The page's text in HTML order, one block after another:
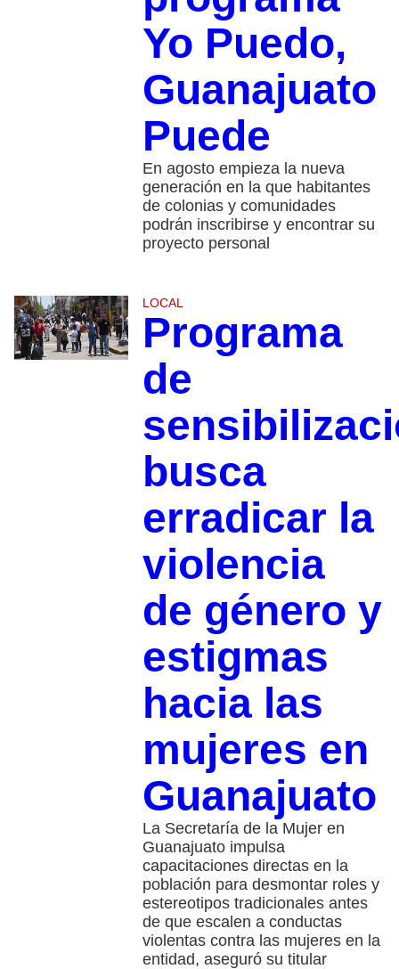
Yo Puedo,
Guanajuato
Puede
En agosto empieza la nueva
generación en la que habitantes
de colonias y comunidades
podrán inscribirse y encontrar su
proyecto personal
LOCAL
Programa
de
busca
erradicar la
violencia
de género y
estigmas
hacia las
mujeres en
Guanajuato
La Secretaría de la Mujer en
Guanajuato impulsa
capacitaciones directas en la
población para desmontar roles y
estereotipos tradicionales antes
de que escalen a conductas
violentas contra las mujeres en la
entidad, aseguró su titular